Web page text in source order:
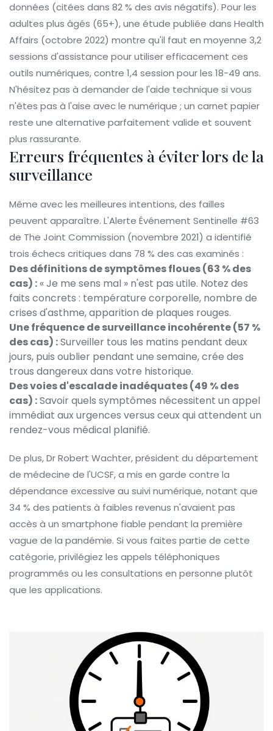
données (citées dans 82 % des avis négatifs). Pour les
adultes plus âgés (65+), une étude publiée dans Health
Affairs (octobre 2022) montre qu'il faut en moyenne 3,2
sessions d'assistance pour utiliser efficacement ces
outils numériques, contre 1,4 session pour les 18-49 ans.
N'hésitez pas à demander de l'aide technique si vous
n'êtes pas à l'aise avec le numérique ; un carnet papier
reste une alternative parfaitement valide et souvent
plus rassurante.
Erreurs fréquentes à éviter lors de la
surveillance
Même avec les meilleures intentions, des failles
peuvent apparaître. L'Alerte Événement Sentinelle #63
de The Joint Commission (novembre 2021) a identifié
trois échecs critiques dans 78 % des cas examinés :
Des définitions de symptômes floues (63 % des
cas) : « Je me sens mal » n'est pas utile. Notez des
faits concrets : température corporelle, nombre de
crises d'asthme, apparition de plaques rouges.
Une fréquence de surveillance incohérente (57 %
des cas) :Surveiller tous les matins pendant deux
jours, puis oublier pendant une semaine, crée des
trous dangereux dans votre historique.
Des voies d'escalade inadéquates (49 % des
cas) :Savoir quels symptômes nécessitent un appel
immédiat aux urgences versus ceux qui attendent un
rendez-vous médical planifié.
De plus, Dr Robert Wachter, président du département
de médecine de l'UCSF, a mis en garde contre la
dépendance excessive au suivi numérique, notant que
34 % des patients à faibles revenus n'avaient pas
accès à un smartphone fiable pendant la première
vague de la pandémie. Si vous faites partie de cette
catégorie, privilégiez les appels téléphoniques
programmés ou les consultations en personne plutôt
que les applications.